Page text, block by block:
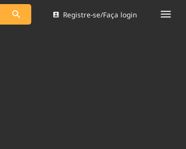
Registre-se/Faça login